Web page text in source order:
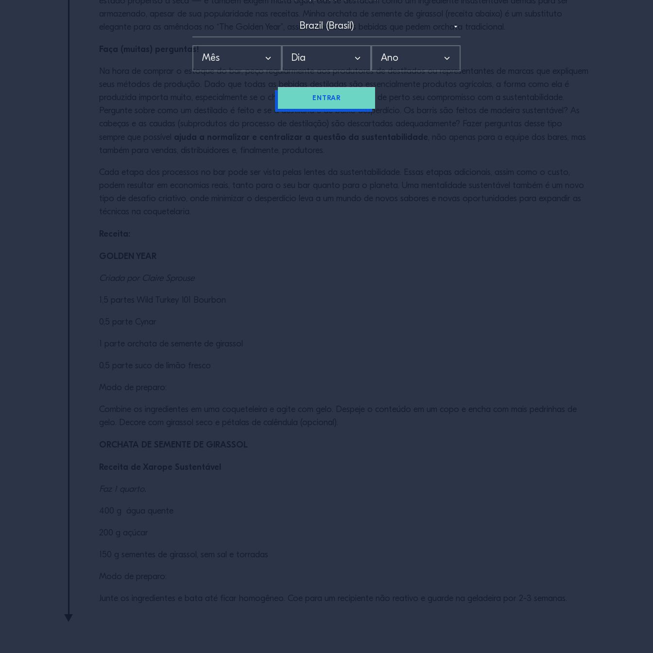
ENTRAR
armazenado, apesar de sua popularidade nas receitas. Minha orchata de semente de girassol (receita abaixo) é um substituto
elegante para as amêndoas no “The Golden Year”, assim como outras bebidas que pedem orchata tradicional.
Faça (muitas) perguntas!
Na hora de comprar o estoque do bar, peço regularmente aos produtores de destilados ou representantes de marcas que expliquem
seus métodos de produção. Dado que todas as bebidas destiladas são essencialmente produtos agrícolas, a forma como ela é
produzida importa muito, especialmente se o chefe de um bar quiser seguir de perto seu compromisso com a sustentabilidade.
Pergunte sobre como um destilado é feito e se a destilaria é de baixo desperdício. Os barris são feitos de madeira sustentável? As
cabeças e as caudas (subprodutos do processo de destilação) são descartadas adequadamente? Fazer perguntas desse tipo
sempre que possível ajuda a normalizar e centralizar a questão da sustentabilidade, não apenas para a equipe dos bares, mas
também para vendas, distribuidores e, finalmente, produtores.
Cada etapa dos processos no bar pode ser vista pelas lentes da sustentabilidade. Essas etapas adicionais, assim como o custo,
podem resultar em economias reais, tanto para o seu bar quanto para o planeta. Uma mentalidade sustentável também é um novo
tipo de desafio criativo, onde minimizar o desperdício leva a um mundo de novos sabores e novas oportunidades para expandir as
técnicas na coquetelaria.
Receita:
GOLDEN YEAR
Criada por Claire Sprouse
1,5 partes Wild Turkey 101 Bourbon
0,5 parte Cynar
1 parte orchata de semente de girassol
0,5 parte suco de limão fresco
Modo de preparo:
Combine os ingredientes em uma coqueteleira e agite com gelo. Despeje o conteúdo em um copo e encha com mais pedrinhas de
gelo. Decore com girassol seco e pétalas de calêndula (opcional).
ORCHATA DE SEMENTE DE GIRASSOL
Receita de Xarope Sustentável
Faz 1 quarto.
400 g água quente
200 g açúcar
150 g sementes de girassol, sem sal e torradas
Modo de preparo:
Junte os ingredientes e bata até ficar homogêneo. Coe para um recipiente não reativo e guarde na geladeira por 2-3 semanas.